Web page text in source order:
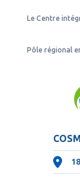
Le Centre
Pôle régional